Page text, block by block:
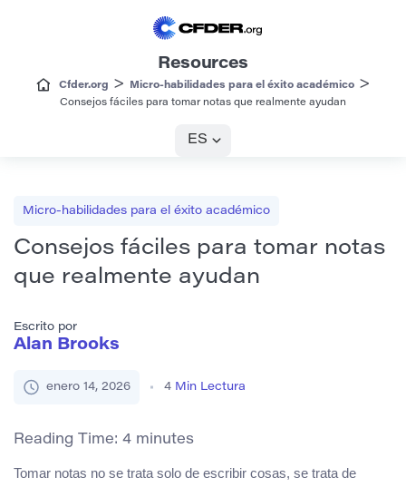
Resources
Cfder.org > Micro-habilidades para el éxito académico>
Consejos fáciles para tomar notas que realmente ayudan
ES
Micro-habilidades para el éxito académico
Consejos fáciles para tomar notas
que realmente ayudan
Escrito por
Alan Brooks
enero 14, 2026 4 Min Lectura
Reading Time: 4 minutes
Tomar notas no se trata solo de escribir cosas, se trata de